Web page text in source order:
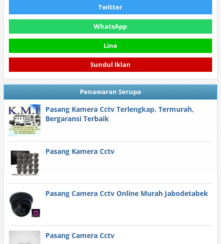
Twitter
WhatsApp
Line
Sundul Iklan
Penawaran Serupa
Pasang Kamera Cctv Terlengkap, Termurah,
Bergaransi Terbaik
Pasang Kamera Cctv
Pasang Camera Cctv Online Murah Jabodetabek
Pasang Camera Cctv